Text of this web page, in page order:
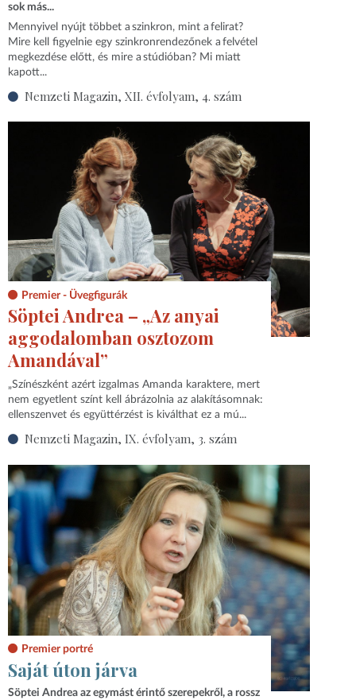
sok más...
Mennyivel nyújt többet a szinkron, mint a felirat?
Mire kell figyelnie egy szinkronrendezőnek a felvétel
megkezdése előtt, és mire a stúdióban? Mi miatt
kapott...
Nemzeti Magazin, XII. évfolyam, 4. szám
Premier - Üvegfigurák
Söptei Andrea – „Az anyai
aggodalomban osztozom
Amandával”
„Színészként azért izgalmas Amanda karaktere, mert
nem egyetlent színt kell ábrázolnia az alakításomnak:
ellenszenvet és együttérzést is kivált­hat ez a mú...
Nemzeti Magazin, IX. évfolyam, 3. szám
Premier portré
Saját úton járva
Söptei Andrea az egymást érintő szerepekről, a rossz